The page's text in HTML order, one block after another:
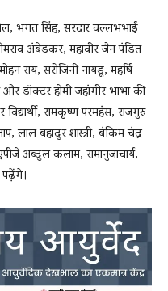
भगत सिंह, सरदार वल्लभभाई
अंबेडकर, महावीर जैन पंडित
राय, सरोजिनी नायडू, महर्षि
डॉक्टर होमी जहांगीर भाभा की
रामकृष्ण परमहंस, राजगुरु
लाल बहादुर शास्त्री, बंकिम चंद्र
अब्दुल कलाम, रामानुजाचार्य,